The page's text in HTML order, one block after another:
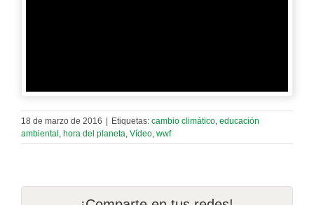
18 de marzo de 2016 Etiquetas: cambio climático, educación
ambiental , hora del planeta, Vídeo, wwf